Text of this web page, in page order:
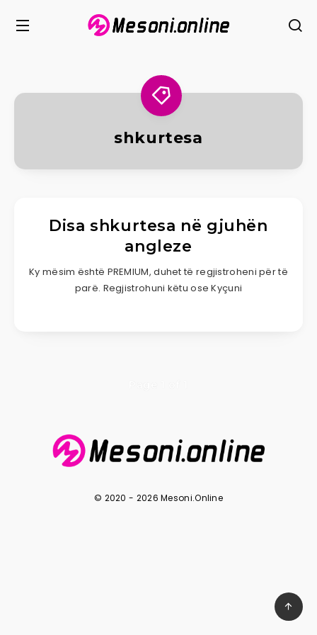
shkurtesa
Disa shkurtesa në gjuhën
angleze
Ky mësim është PREMIUM, duhet të regjistroheni për të
parë. Regjistrohuni këtu ose Kyçuni
© 2020 - 2026 Mesoni.Online